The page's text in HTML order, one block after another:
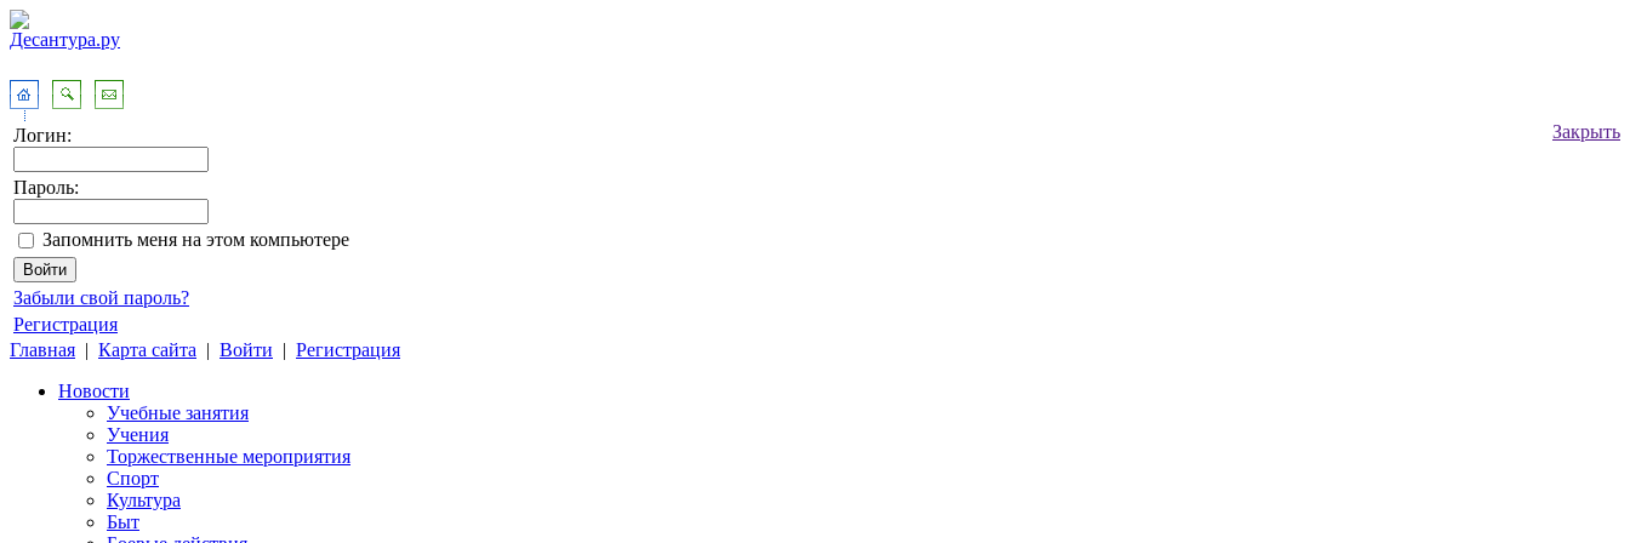
Закрыть
Логин:
Пароль:
Запомнить меня на этом компьютере
Забыли свой пароль?
Регистрация
Главная | Карта сайта | Войти | Регистрация
Новости
Учебные занятия
Учения
Торжественные мероприятия
Спорт
Культура
Быт